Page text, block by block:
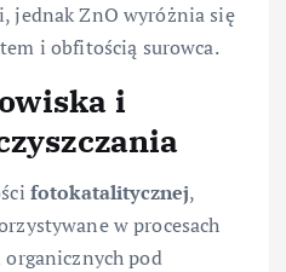
jednak ZnO wyróżnia się
i obfitością surowca.
i
fotokatalitycznej,
w procesach
organicznych pod